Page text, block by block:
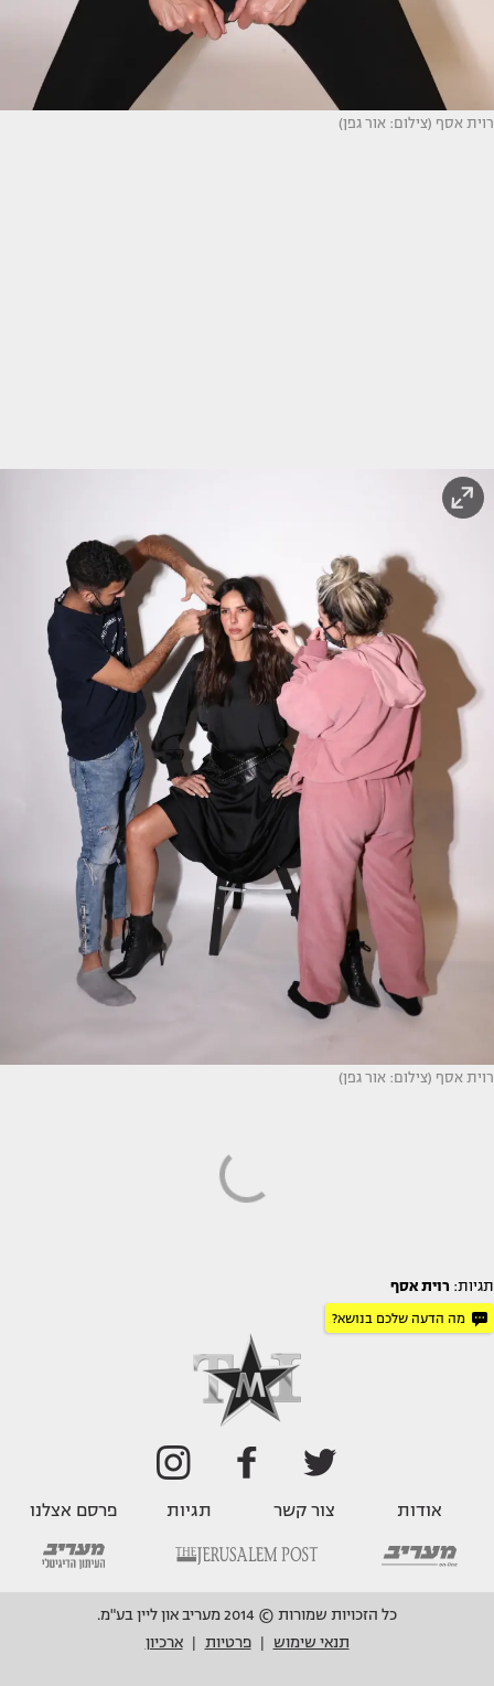
רוית אסף (צילום: אור גפן)
רוית אסף (צילום: אור גפן)
תגיות: רוית אסף
מה הדעה שלכם בנושא?
אודות צור קשר תגיות פרסם אצלנו
כל הזכויות שמורות © 2014 מעריב און ליין בע"מ.
תנאי שימוש
פרטיות ארכיון